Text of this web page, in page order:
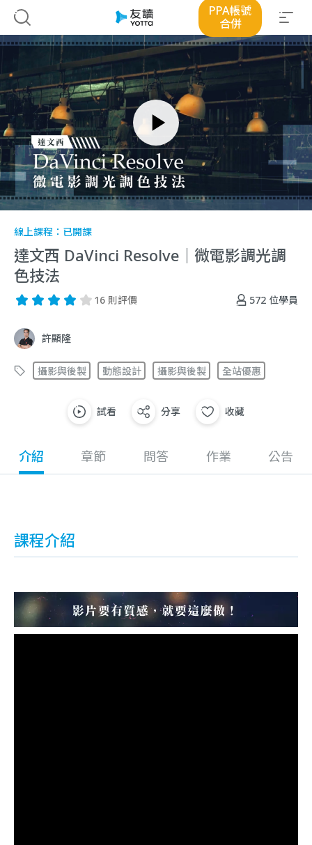
PPA帳號
合併
線上課程： 已開課
達文西 DaVinci Resolve｜微電影調光調
色技法
572 位學員
16 則評價
許顯隆
攝影與後製 動態設計 攝影與後製 全站優惠
試看 分享 收藏
介紹 章節 問答 作業 公告
課程介紹